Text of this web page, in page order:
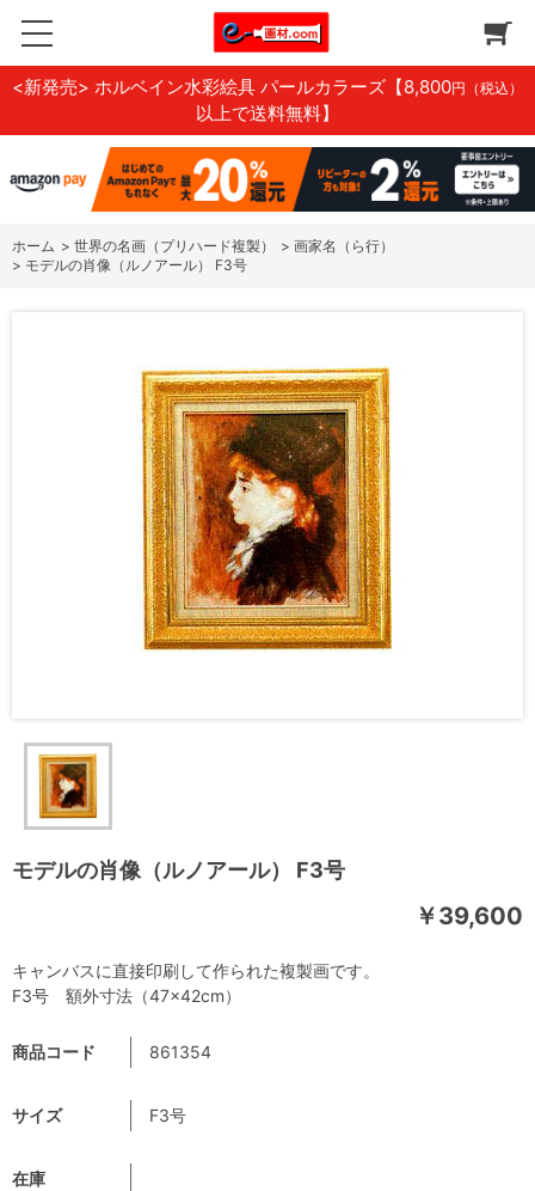
<新発売> ホルベイン水彩絵具 パールカラーズ 【8,800円（税込）
以上で送料無料】
ホーム > 世界の名画（プリハード複製） > 画家名（ら行）
> モデルの肖像（ルノアール） F3号
モデルの肖像（ルノアール） F3号
￥39,600
商品コード 861354
サイズ F3号
在庫
キャンバスに直接印刷して作られた複製画です。
F3号 額外寸法（47×42cm）